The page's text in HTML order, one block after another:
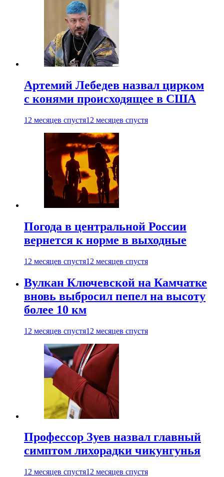
Артемий Лебедев назвал цирком
с конями происходящее в США
12 месяцев спустя12 месяцев спустя
Погода в центральной России
вернется к норме в выходные
12 месяцев спустя12 месяцев спустя
Вулкан Ключевской на Камчатке
вновь выбросил пепел на высоту
более 10 км
12 месяцев спустя12 месяцев спустя
Профессор Зуев назвал главный
симптом лихорадки чикунгунья
12 месяцев спустя12 месяцев спустя